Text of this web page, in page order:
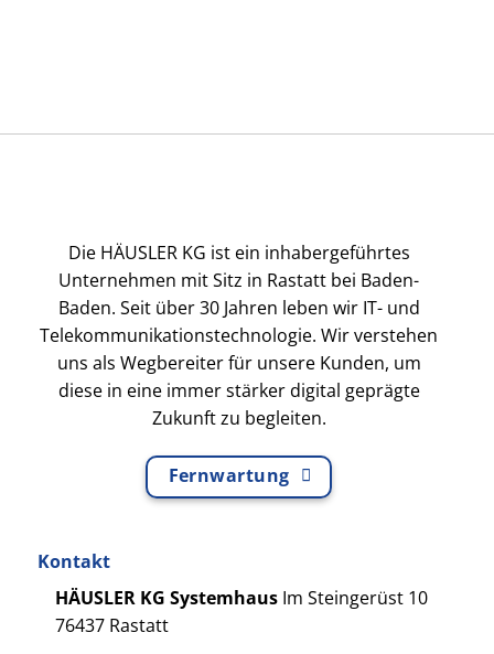
Die HÄUSLER KG ist ein inhabergeführtes
Unternehmen mit Sitz in Rastatt bei Baden-
Baden. Seit über 30 Jahren leben wir IT- und
Telekommunikationstechnologie. Wir verstehen
uns als Wegbereiter für unsere Kunden, um
diese in eine immer stärker digital geprägte
Zukunft zu begleiten.
Fernwartung
Kontakt
HÄUSLER KG Systemhaus Im Steingerüst 10
76437 Rastatt